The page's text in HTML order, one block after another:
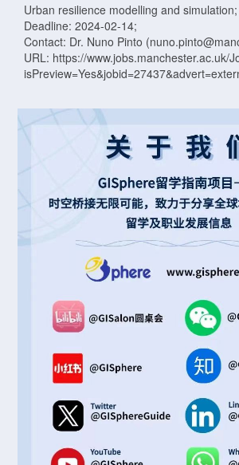
Urban resilience modelling and simulation;
Deadline: 2024-02-14;
Contact: Dr. Nuno Pinto
URL: https://www.jobs.manchester.ac.uk/